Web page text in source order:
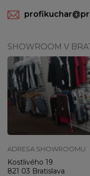
SHOWROOM V
ADRESA SHOWROOMU
Kostlivého 19
821 03 Bratislava